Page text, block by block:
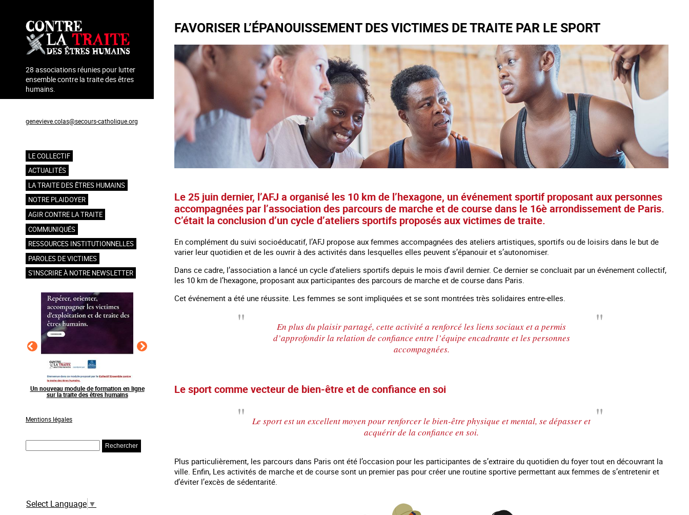
contenu
principal
28 associations réunies pour lutter
ensemble contre la traite des êtres
humains.
genevieve.colas@secours-catholique.org
Navigation
principale
LE COLLECTIF
ACTUALITÉS
LA TRAITE DES ÊTRES HUMAINS
NOTRE PLAIDOYER
AGIR CONTRE LA TRAITE
COMMUNIQUÉS
RESSOURCES INSTITUTIONNELLES
PAROLES DE VICTIMES
S'INSCRIRE À NOTRE NEWSLETTER
Raising awareness on the sidelines of major
sporting events
Agir contre l’exploitation en marge des
grands événements sportifs
Information aux personnes exilées. #Invisibles : Traite des mineurs en France
Mentions légales
Select Language ▼
FAVORISER L’ÉPANOUISSEMENT DES VICTIMES DE TRAITE PAR LE SPORT
Le 25 juin dernier, l’AFJ a organisé les 10 km de l’hexagone, un événement sportif proposant aux personnes
accompagnées par l’association des parcours de marche et de course dans le 16è arrondissement de Paris.
C’était la conclusion d’un cycle d’ateliers sportifs proposés aux victimes de traite.
En complément du suivi socioéducatif, l’AFJ propose aux femmes accompagnées des ateliers artistiques, sportifs ou de loisirs dans le but de
varier leur quotidien et de les ouvrir à des activités dans lesquelles elles peuvent s’épanouir et s’autonomiser.
Dans ce cadre, l’association a lancé un cycle d’ateliers sportifs depuis le mois d’avril dernier. Ce dernier se concluait par un événement collectif,
les 10 km de l’hexagone, proposant aux participantes des parcours de marche et de course dans Paris.
Cet événement a été une réussite. Les femmes se sont impliquées et se sont montrées très solidaires entre-elles.
En plus du plaisir partagé, cette activité a renforcé les liens sociaux et a permis
d’approfondir la relation de confiance entre l’équipe encadrante et les personnes
accompagnées.
Le sport comme vecteur de bien-être et de confiance en soi
Le sport est un excellent moyen pour renforcer le bien-être physique et mental, se dépasser et
acquérir de la confiance en soi.
Plus particulièrement, les parcours dans Paris ont été l’occasion pour les participantes de s’extraire du quotidien du foyer tout en découvrant la
ville. Enfin, Les activités de marche et de course sont un premier pas pour créer une routine sportive permettant aux femmes de s’entretenir et
d’éviter l’excès de sédentarité.